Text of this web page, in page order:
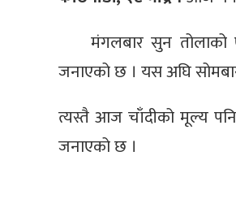
मंगलबार सुन तोलाको
जनाएको छ । यस अघि
त्यस्तै आज चाँदीको मूल्य
जनाएको छ ।